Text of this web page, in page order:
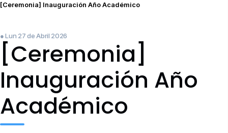
[Ceremonia] Inauguración Año Académico
● Lun 27 de Abril 2026
[Ceremonia]
Inauguración Año
Académico